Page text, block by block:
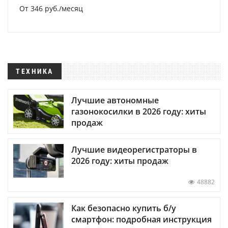
От 346 руб./месяц
ТЕХНИКА
Лучшие автономные
газонокосилки в 2026 году: хиты
продаж
Лучшие видеорегистраторы в
2026 году: хиты продаж
48882
Как безопасно купить б/у
смартфон: подробная инструкция